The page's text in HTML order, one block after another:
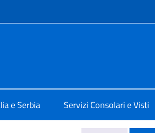
e Serbia Servizi Consolari e Visti